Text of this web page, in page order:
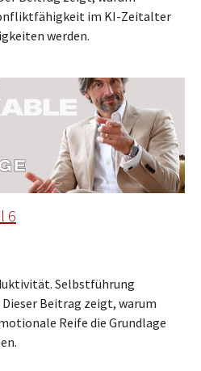
im KI-Zeitalter
werden.
6
Selbstführung
Beitrag zeigt, warum
Reife die Grundlage